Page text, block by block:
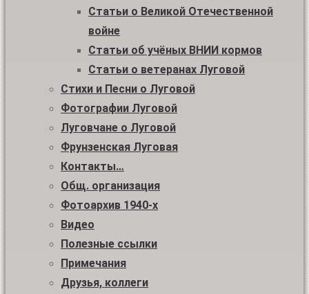
Статьи о Великой Отечественной
войне
Статьи об учёных ВНИИ кормов
Статьи о ветеранах Луговой
Стихи и Песни о Луговой
Фотографии Луговой
Луговчане о Луговой
Фрунзенская Луговая
Контакты…
Общ. организация
Фотоархив 1940-х
Видео
Полезные ссылки
Примечания
Друзья, коллеги